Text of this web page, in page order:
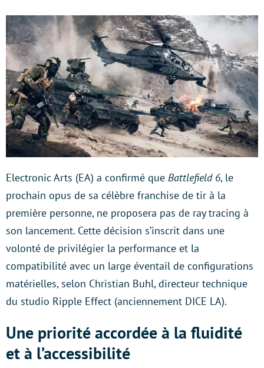
Electronic Arts (EA) a confirmé que Battlefield 6, le
prochain opus de sa célèbre franchise de tir à la
première personne, ne proposera pas de ray tracing à
son lancement. Cette décision s’inscrit dans une
volonté de privilégier la performance et la
compatibilité avec un large éventail de configurations
matérielles, selon Christian Buhl, directeur technique
du studio Ripple Effect (anciennement DICE LA).
Une priorité accordée à la fluidité
et à l’accessibilité